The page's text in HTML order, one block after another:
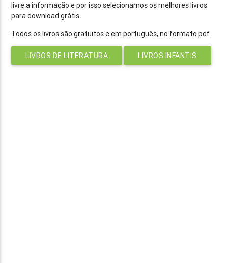
livre a informação e por isso selecionamos os melhores livros
para download grátis.
Todos os livros são gratuitos e em português, no formato pdf.
LIVROS DE LITERATURA LIVROS INFANTIS